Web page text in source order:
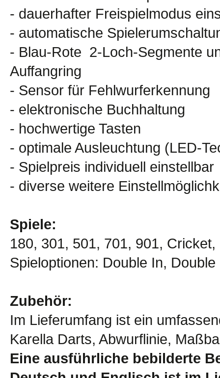
- dauerhafter Freispielmodus
- automatische
- Blau-Rote 2-Loch-Segmente
Auffangring
- Sensor für Fehlwurferkennung
- elektronische Buchhaltung
- hochwertige Tasten
- optimale Ausleuchtung (LED-
- Spielpreis individuell einstellbar
- diverse weitere
Spiele:
180, 301, 501, 701, 901,
Spieloptionen: Double In,
Zubehör:
Im Lieferumfang ist ein
Karella Darts, Abwurflinie,
Eine ausführliche bebilderte